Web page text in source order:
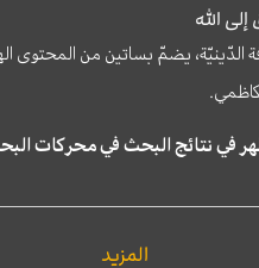
الله
الدّينيّة، يضمّ بساتين من
المزيد